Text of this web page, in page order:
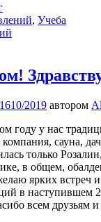
, Учеба
10/2019 автором
году у нас
сауна,
только
в общем,
ярких встреч и
в наступившем
всем друзьям